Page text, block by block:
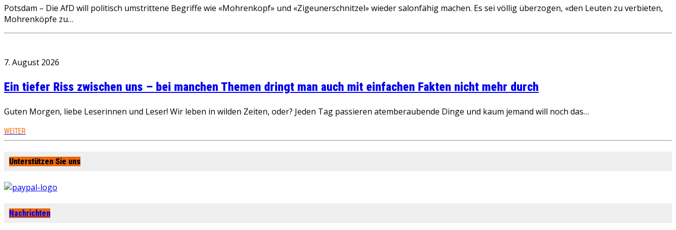
Potsdam – Die AfD will politisch umstrittene Begriffe wie «Mohrenkopf» und «Zigeunerschnitzel» wieder salonfähig machen. Es sei völlig überzogen, «den Leuten zu verbieten,
Mohrenköpfe zu…
7. August 2026
Ein tiefer Riss zwischen uns – bei manchen Themen dringt man auch mit einfachen Fakten nicht mehr durch
Guten Morgen, liebe Leserinnen und Leser! Wir leben in wilden Zeiten, oder? Jeden Tag passieren atemberaubende Dinge und kaum jemand will noch das…
WEITER
Unterstützen Sie uns
Nachrichten